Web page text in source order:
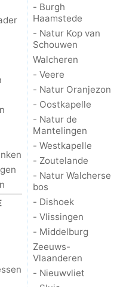
- Burgh
Haamstede
- Natur Kop van
Schouwen
Walcheren
- Veere
- Natur Oranjezon
- Oostkapelle
- Natur de
Mantelingen
- Westkapelle
- Zoutelande
- Natur Walcherse
bos
- Dishoek
- Vlissingen
- Middelburg
Zeeuws-
Vlaanderen
- Nieuwvliet